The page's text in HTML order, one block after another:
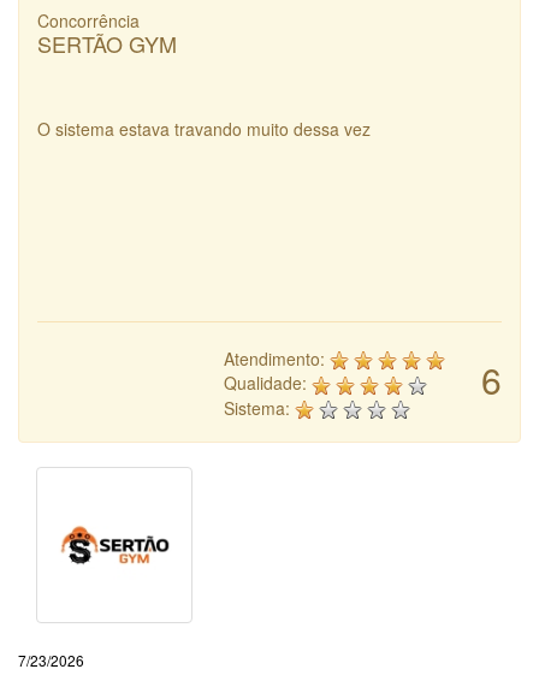
Concorrência
SERTÃO GYM
O sistema estava travando muito dessa vez
6
Atendimento:
Qualidade:
Sistema:
7/23/2026